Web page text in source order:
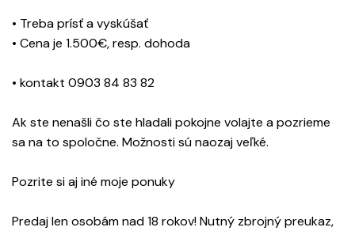
• Treba prísť a vyskúšať
• Cena je 1.500€, resp. dohoda
• kontakt 0903 84 83 82
Ak ste nenašli čo ste hladali pokojne volajte a pozrieme
sa na to spoločne. Možnosti sú naozaj veľké.
Pozrite si aj iné moje ponuky
Predaj len osobám nad 18 rokov! Nutný zbrojný preukaz,